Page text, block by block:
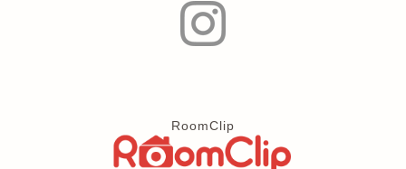
RoomClip